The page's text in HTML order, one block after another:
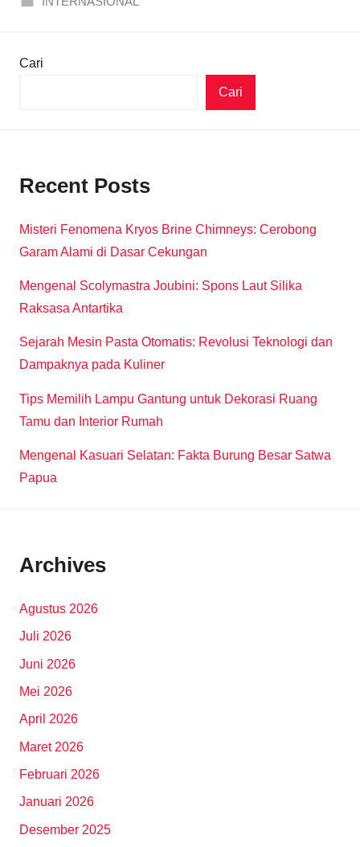
Cari
Cari
Recent Posts
Misteri Fenomena Kryos Brine Chimneys: Cerobong
Garam Alami di Dasar Cekungan
Mengenal Scolymastra Joubini: Spons Laut Silika
Raksasa Antartika
Sejarah Mesin Pasta Otomatis: Revolusi Teknologi dan
Dampaknya pada Kuliner
Tips Memilih Lampu Gantung untuk Dekorasi Ruang
Tamu dan Interior Rumah
Mengenal Kasuari Selatan: Fakta Burung Besar Satwa
Papua
Archives
Agustus 2026
Juli 2026
Juni 2026
Mei 2026
April 2026
Maret 2026
Februari 2026
Januari 2026
Desember 2025